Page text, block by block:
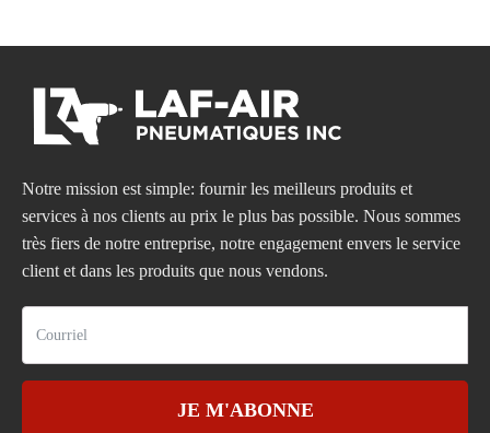
Notre mission est simple: fournir les meilleurs produits et
services à nos clients au prix le plus bas possible. Nous sommes
très fiers de notre entreprise, notre engagement envers le service
client et dans les produits que nous vendons.
JE M'ABONNE